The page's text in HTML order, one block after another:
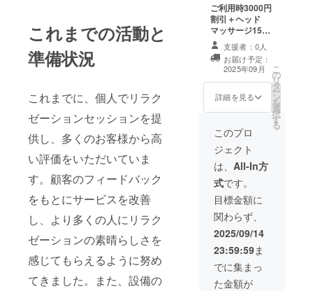
これまでの活動と
準備状況
これまでに、個人でリラク
ゼーションセッションを提
供し、多くのお客様から高
い評価をいただいていま
す。顧客のフィードバック
をもとにサービスを改善
し、より多くの人にリラク
ゼーションの素晴らしさを
感じてもらえるように努め
てきました。また、設備の
ご利用時3000円
割引＋ヘッド
マッサージ15分
＋フットマッ
サージ30分 有効
期間：2025年9
月15日〜2026年
9月14日まで有
効 を10回分 お
にご記載くださ
支援者：0人
お届け予定：
2025年09月
詳細を見る
こ
の
リ
タ
ー
ン
を
選
択
す
る
このプロ
ジェクト
は、 All-In方
式です。
目標金額に
関わらず、
2025/09/14
23:59:59ま
でに集まっ
た金額が